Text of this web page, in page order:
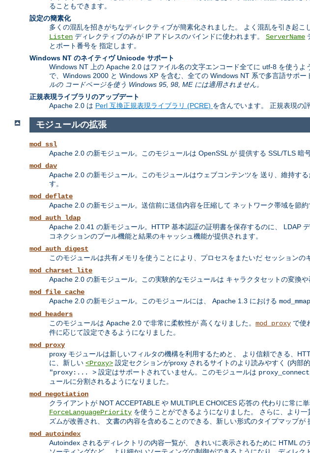
ることもできます。
設定の簡素化
多くの混乱を招きがちなディレクティブが簡素化されました。 よく混乱を引き起こ
Listen ディレクティブのみが IP アドレスのバインドに使われます。 ServerName
とポート番号を 指定します。
Windows NT のネイティヴ Unicode サポート
Windows NT 上の Apache 2.0 はファイル名の文字エンコード全てに utf-8 を使う
で、Windows 2000 と Windows XP を含む、全ての Windows NT 系で多言語サポー
ルの コードページを使う Windows 95, 98, ME には適用されません。
正規表現ライブラリのアップデート
Apache 2.0 は Perl 互換正規表現ライブラリ (PCRE) を含んでいます。 正規表現の
モジュールの拡張
mod_ssl
Apache 2.0 の新モジュール。このモジュールは OpenSSL が 提供する SSL/TLS 暗
mod_dav
Apache 2.0 の新モジュール。このモジュールはウェブコンテンツを 送り、維持す
す。
mod_deflate
Apache 2.0 の新モジュール。送信前に送信内容を圧縮して ネットワーク帯域を節
mod_auth_ldap
Apache 2.0.41 の新モジュール。HTTP 基本認証の証明書を保存するのに、 LDAP
コネクションのプール機能と結果のキャッシュ機能が提供されます。
mod_auth_digest
このモジュールは共有メモリを使うことにより、プロセスをまたいだ セッションの
mod_charset_lite
Apache 2.0 の新モジュール。この実験的なモジュールは キャラクタセットの変換や
mod_file_cache
Apache 2.0 の新モジュール。このモジュールには、 Apache 1.3 における
mod_headers
このモジュールは Apache 2.0 で非常に柔軟性が 高くなりました。 mod_proxy で使
件に応じて設定できるようになりました。
mod_proxy
proxy モジュールは新しいフィルタの機構を利用するためと、 より信頼できる、
に、新しい <Proxy> 設定セクションがproxy されるサイトのより読みやすく (内部
"proxy:... > 設定はサポートされていません。このモジュールは proxy_connect
ュールに分割されるようになりました。
mod_negotiation
クライアントが NOT ACCEPTABLE や MULTIPLE CHOICES 応答の 代わりに常に
ForceLanguagePriority を使うことができるようになりました。 さらに、より
ズムが改善され、 文書の内容を含めることのできる、新しい形式のタイプマップが
mod_autoindex
Autoindex されるディレクトリの内容一覧が、 きれいに表示されるために HTML